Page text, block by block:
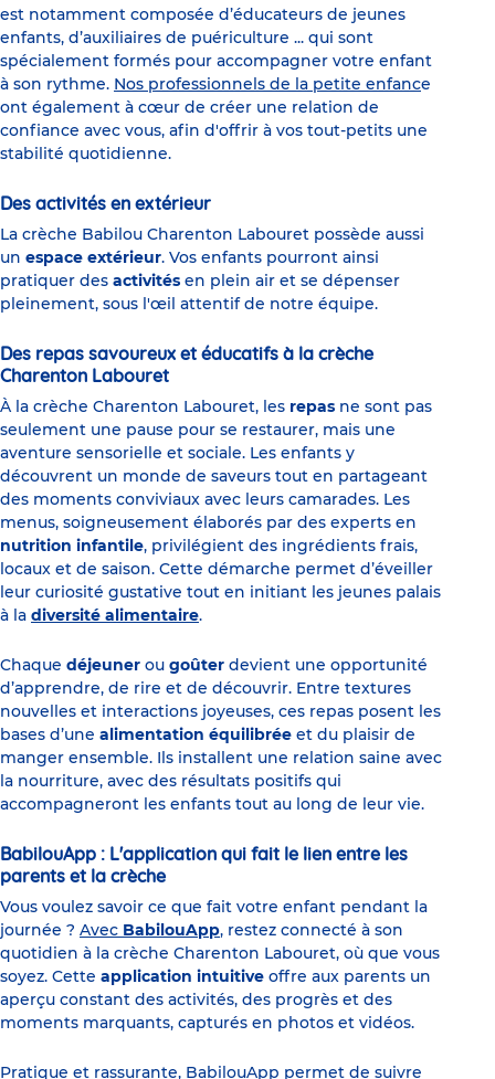
est notamment composée d’éducateurs de jeunes
enfants, d’auxiliaires de puériculture ... qui sont
spécialement formés pour accompagner votre enfant
à son rythme. Nos professionnels de la petite enfance
ont également à cœur de créer une relation de
confiance avec vous, afin d'offrir à vos tout-petits une
stabilité quotidienne.
Des activités en extérieur
La crèche Babilou Charenton Labouret possède aussi
un espace extérieur. Vos enfants pourront ainsi
pratiquer des activités en plein air et se dépenser
pleinement, sous l'œil attentif de notre équipe.
Des repas savoureux et éducatifs à la crèche
Charenton Labouret
À la crèche Charenton Labouret, les repas ne sont pas
seulement une pause pour se restaurer, mais une
aventure sensorielle et sociale. Les enfants y
découvrent un monde de saveurs tout en partageant
des moments conviviaux avec leurs camarades. Les
menus, soigneusement élaborés par des experts en
nutrition infantile, privilégient des ingrédients frais,
locaux et de saison. Cette démarche permet d’éveiller
leur curiosité gustative tout en initiant les jeunes palais
à la diversité alimentaire.
Chaque déjeuner ou goûter devient une opportunité
d’apprendre, de rire et de découvrir. Entre textures
nouvelles et interactions joyeuses, ces repas posent les
bases d’une alimentation équilibrée et du plaisir de
manger ensemble. Ils installent une relation saine avec
la nourriture, avec des résultats positifs qui
accompagneront les enfants tout au long de leur vie.
BabilouApp : L'application qui fait le lien entre les
parents et la crèche
Vous voulez savoir ce que fait votre enfant pendant la
journée ? Avec BabilouApp, restez connecté à son
quotidien à la crèche Charenton Labouret, où que vous
soyez. Cette application intuitive offre aux parents un
aperçu constant des activités, des progrès et des
moments marquants, capturés en photos et vidéos.
Pratique et rassurante, BabilouApp permet de suivre